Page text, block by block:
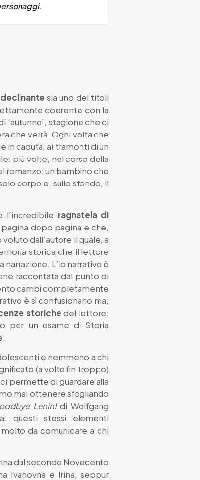
sia uno dei titoli
coerente con la
stagione che ci
che verrà. Ogni volta che
in caduta, ai tramonti di un
più volte, nel corso della
romanzo: un bambino che
corpo e, sullo sfondo, il
ragnatela di
dopo pagina e che,
dall’autore il quale, a
storica che il lettore
L’io narrativo è
raccontata dal punto di
cambi completamente
è sì confusionario ma,
storiche del lettore:
per un esame di Storia
e nemmeno a chi
(a volte fin troppo)
permette di guardare alla
mai ottenere sfogliando
Lenin!di Wolfgang
questi stessi elementi
da comunicare a chi
dal secondo Novecento
Ivanovna e Irina, seppur